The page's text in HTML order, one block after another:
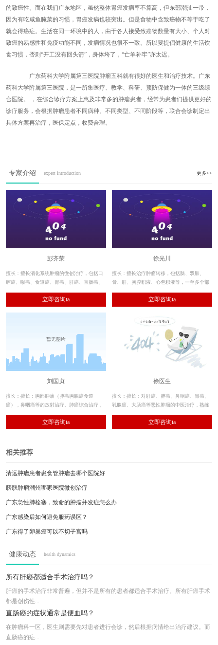
的致癌性。而在我们广东地区，虽然整体胃癌发病率不算高，但东部潮汕一带，
因为有吃咸鱼腌菜的习惯，胃癌发病也较突出。但是食物中含致癌物不等于吃了
就会得癌症。生活在同一环境中的人，由于各人接受致癌物数量有大小、个人对
致癌的易感性和免疫功能不同，发病情况也很不一致。所以要提倡健康的生活饮
食习惯，否则“开工没有回头箭”，身体垮了，“亡羊补牢”亦太迟。
广东药科大学附属第三医院肿瘤五科就有很好的医生和治疗技术。广东
药科大学附属第三医院，是一所集医疗、教学、科研、预防保健为一体的三级综
合医院。 ，在综合诊疗方案上惠及非常多的肿瘤患者，经常为患者们提供更好的
诊疗服务，会根据肿瘤患者不同病种、不同类型、不同阶段等，联合会诊制定出
具体方案再治疗，医保定点，收费合理。
专家介绍 expert introduction 更多>>
彭齐荣
擅长：擅长消化系统肿瘤的微创治疗，包括口
腔癌、喉癌、食道癌、胃癌、肝癌、直肠癌、
贲门瘤、胰腺癌等的血管介入治疗、粒子植入
治疗、冷冻治疗。
立即咨询ta
徐光川
擅长：擅长治疗肿瘤转移，包括脑、双肺、
骨、肝、胸腔积液、心包积液等，一至多个部
立即咨询ta
刘国贞
擅长：擅长：胸部肿瘤（肺癌胸腺癌食道
癌），鼻咽癌等的放射治疗。肺癌综合治疗，
癌、食管癌、乳腺癌、鼻咽癌等进行化疗放
症，有独到之处。
立即咨询ta
徐医生
擅长：擅长：对肝癌、肺癌、鼻咽癌、胃癌、
乳腺癌、大肠癌等恶性肿瘤的中医治疗，熟练
入、外洗、外敷、灌肠、穴位点压或敷贴、针
立即咨询ta
相关推荐
清远肿瘤患者患食管肿瘤去哪个医院好
膀胱肿瘤潮州哪家医院微创治疗
广东急性肺栓塞，致命的肿瘤并发症怎么办
广东感染后如何避免服药误区？
广东得了卵巢癌可以不切子宫吗
广东肝癌发病快吗
肿瘤缩小三分之二，为什么乳腺癌容易出现肺
广东肠癌晚期怎么治?
健康动态 health dynamics
所有肝癌都适合手术治疗吗？
肝癌的手术治疗非常普遍，但并不是所有的患者都适合手术治疗。所有肝癌手术
都是创伤性...
直肠癌的症状通常是便血吗？
在肿瘤科一区，医生则需要先对患者进行会诊，然后根据病情给出治疗建议。而
直肠癌的症...